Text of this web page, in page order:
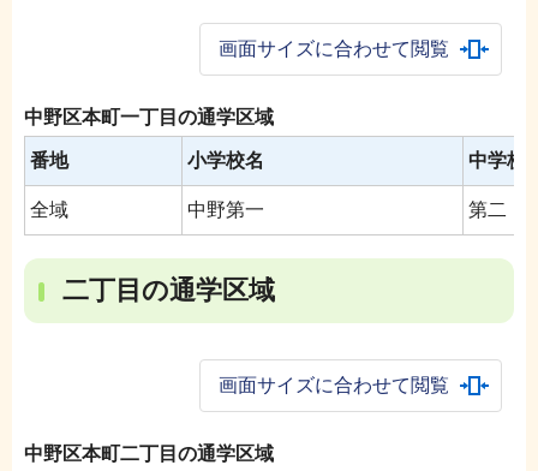
画面サイズに合わせて閲覧
中野区本町一丁目の通学区域
番地 小学校名 中学校
全域 中野第一 第二
二丁目の通学区域
画面サイズに合わせて閲覧
中野区本町二丁目の通学区域